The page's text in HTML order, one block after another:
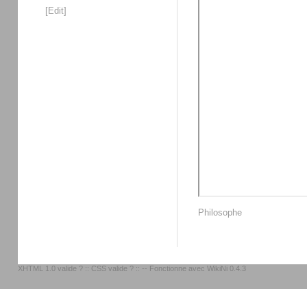
[Edit]
Philosophe
XHTML 1.0 valide ? :: CSS valide ? :: -- Fonctionne avec WikiNi 0.4.3